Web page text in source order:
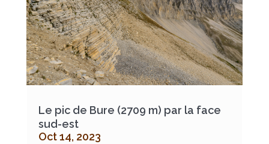
Le pic de Bure (2709 m) par la face
sud-est
Oct 14, 2023